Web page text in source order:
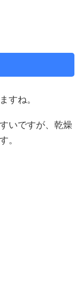
すね。
いですが、乾燥
。